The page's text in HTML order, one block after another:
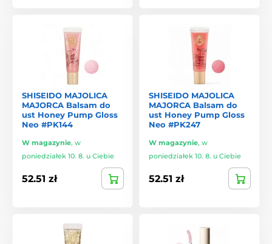
SHISEIDO MAJOLICA
MAJORCA Balsam do
ust Honey Pump Gloss
Neo #PK144
W magazynie, w
poniedziałek 10. 8. u Ciebie
52.51 zł
SHISEIDO MAJOLICA
MAJORCA Balsam do
ust Honey Pump Gloss
Neo #PK247
W magazynie, w
poniedziałek 10. 8. u Ciebie
52.51 zł